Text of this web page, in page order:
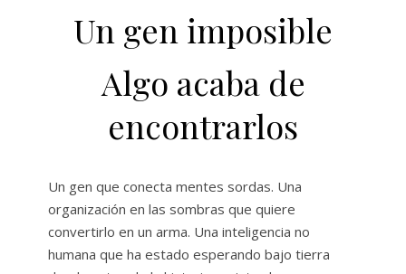
Un gen imposible
Algo acaba de
encontrarlos
Un gen que conecta mentes sordas. Una
organización en las sombras que quiere
convertirlo en un arma. Una inteligencia no
humana que ha estado esperando bajo tierra